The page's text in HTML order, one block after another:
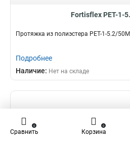
Fortisflex PET-1-
Протяжка из полиэстера PET-1-5.2/
Подробнее
Наличие: Нет на складе
Сравнить
0
Корзина
0